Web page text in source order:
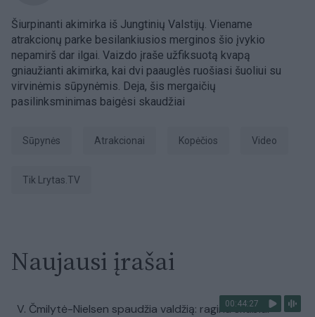
Šiurpinanti akimirka iš Jungtinių Valstijų. Viename
atrakcionų parke besilankiusios merginos šio įvykio
nepamirš dar ilgai. Vaizdo įraše užfiksuotą kvapą
gniaužianti akimirka, kai dvi paauglės ruošiasi šuoliui su
virvinėmis sūpynėmis. Deja, šis mergaičių
pasilinksminimas baigėsi skaudžiai
Sūpynės atrakcionai kopėčios Video
tik Lrytas.TV
Naujausi įrašai
00:44:27
V. Čmilytė-Nielsen spaudžia valdžią: ragina skubiai